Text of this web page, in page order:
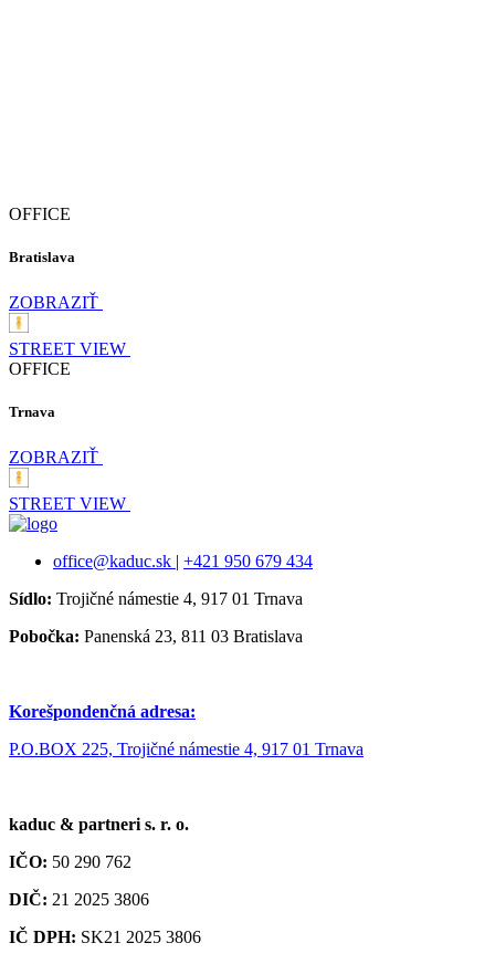
OFFICE
Bratislava
ZOBRAZIŤ
STREET VIEW
OFFICE
Trnava
ZOBRAZIŤ
STREET VIEW
office@kaduc.sk | +421 950 679 434
Sídlo: Trojičné námestie 4, 917 01 Trnava
Pobočka: Panenská 23, 811 03 Bratislava
Korešpondenčná adresa:
P.O.BOX 225, Trojičné námestie 4, 917 01 Trnava
kaduc & partneri s. r. o.
IČO: 50 290 762
DIČ: 21 2025 3806
IČ DPH: SK21 2025 3806